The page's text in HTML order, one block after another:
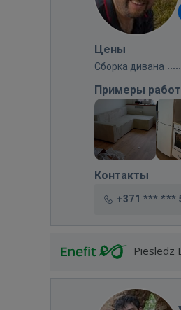
Цены
Сборка дивана
Примеры работ
Контакты
+371 *** ***
Pieslēdz